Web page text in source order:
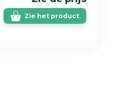
Zie het product